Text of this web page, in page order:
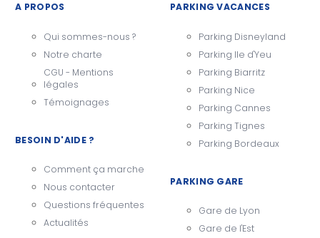
A PROPOS
Qui sommes-nous ?
Notre charte
CGU - Mentions
légales
Témoignages
BESOIN D'AIDE ?
Comment ça marche
Nous contacter
Questions fréquentes
Actualités
PARKING VACANCES
Parking Disneyland
Parking Ile d'Yeu
Parking Biarritz
Parking Nice
Parking Cannes
Parking Tignes
Parking Bordeaux
PARKING GARE
Gare de Lyon
Gare de l'Est